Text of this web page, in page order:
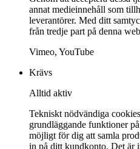
annat medieinnehåll som
leverantörer. Med ditt
från tredje part på denna
Vimeo, YouTube
Krävs
Alltid aktiv
Tekniskt nödvändiga
grundläggande funktioner
möjligt för dig att samla
in på ditt kundkonto. Det är